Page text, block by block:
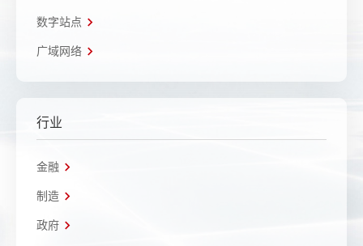
数字站点
广域网络
行业
金融
制造
政府